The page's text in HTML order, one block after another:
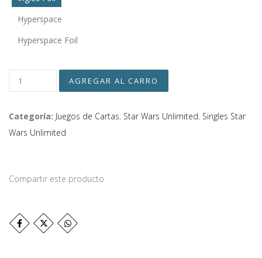
Hyperspace
Hyperspace Foil
Categoría: Juegos de Cartas, Star Wars Unlimited, Singles Star
Wars Unlimited
Compartir este producto